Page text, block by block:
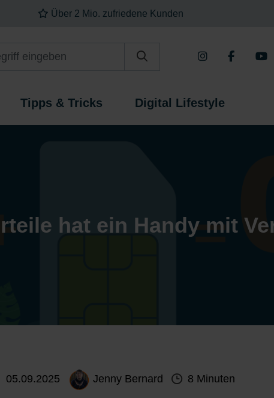
Über 2 Mio. zufriedene Kunden
Website durchsuchen
Tipps & Tricks Digital Lifestyle
hat ein Handy mit
05.09.2025 Jenny Bernard 8 Minuten